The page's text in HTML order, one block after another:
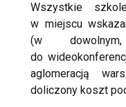
Wszystkie
w miejscu
(w
do
aglomeracją
doliczony koszt